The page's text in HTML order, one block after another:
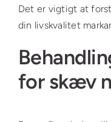
Det er vigtigt at
din livskvalitet
for skæv